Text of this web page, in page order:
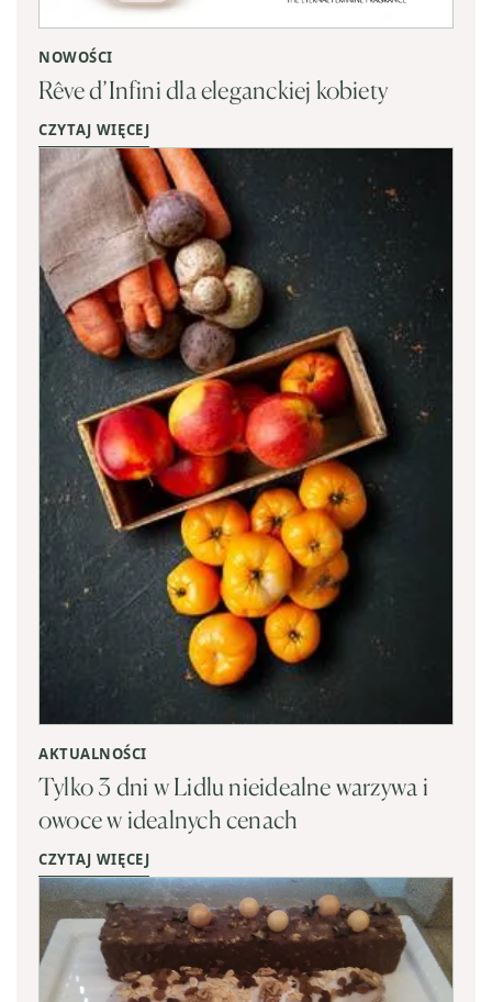
NOWOŚCI
Rêve d’Infini dla eleganckiej kobiety
CZYTAJ WIĘCEJ
AKTUALNOŚCI
Tylko 3 dni w Lidlu nieidealne warzywa i
owoce w idealnych cenach
CZYTAJ WIĘCEJ